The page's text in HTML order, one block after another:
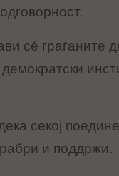
сé граѓаните
секој
и поддржи.